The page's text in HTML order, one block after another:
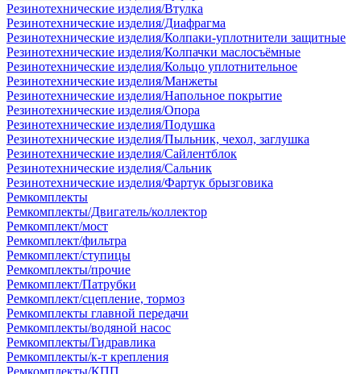
Резинотехнические изделия/Втулка
Резинотехнические изделия/Диафрагма
Резинотехнические изделия/Колпаки-уплотнители защитные
Резинотехнические изделия/Колпачки маслосъёмные
Резинотехнические изделия/Кольцо уплотнительное
Резинотехнические изделия/Манжеты
Резинотехнические изделия/Напольное покрытие
Резинотехнические изделия/Опора
Резинотехнические изделия/Подушка
Резинотехнические изделия/Пыльник, чехол, заглушка
Резинотехнические изделия/Сайлентблок
Резинотехнические изделия/Сальник
Резинотехнические изделия/Фартук брызговика
Ремкомплекты
Ремкомплекты/Двигатель/коллектор
Ремкомплект/мост
Ремкомплект/фильтра
Ремкомплект/ступицы
Ремкомплекты/прочие
Ремкомплект/Патрубки
Ремкомплект/сцепление, тормоз
Ремкомплекты главной передачи
Ремкомплекты/водяной насос
Ремкомплекты/Гидравлика
Ремкомплекты/к-т крепления
Ремкомплекты/КПП